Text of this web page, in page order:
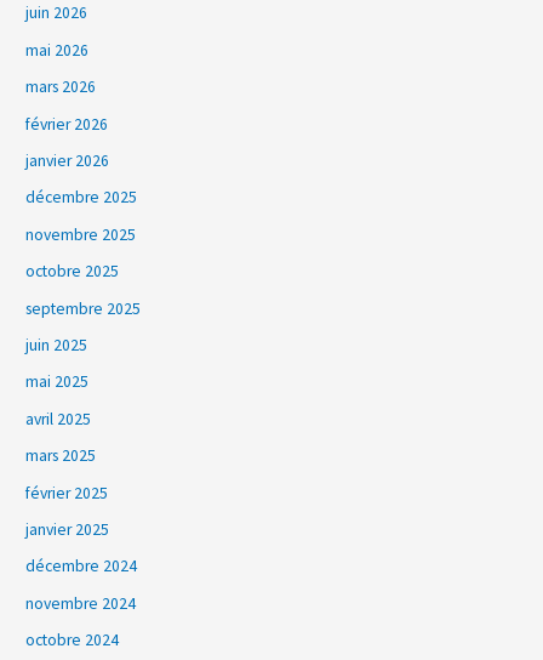
juin 2026
mai 2026
mars 2026
février 2026
janvier 2026
décembre 2025
novembre 2025
octobre 2025
septembre 2025
juin 2025
mai 2025
avril 2025
mars 2025
février 2025
janvier 2025
décembre 2024
novembre 2024
octobre 2024